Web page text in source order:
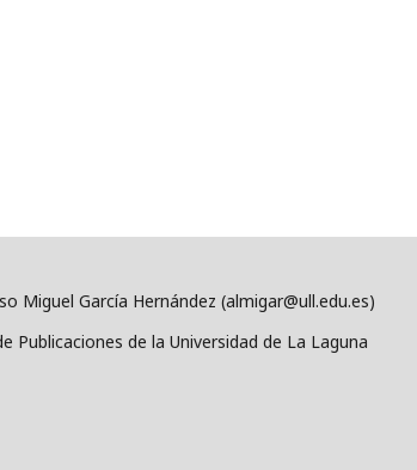
Miguel García Hernández (almigar@ull.edu.es)
Publicaciones de la Universidad de La Laguna